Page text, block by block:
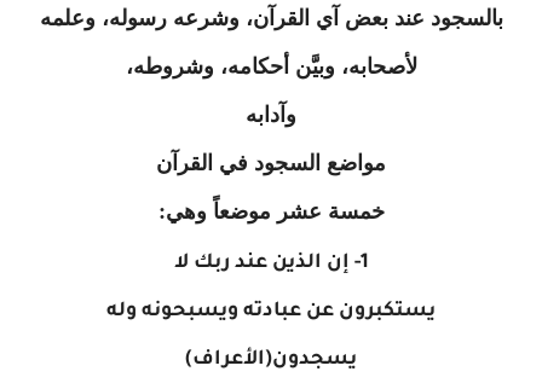
بالسجود عند بعض آي القرآن، وشرعه رسوله، وعلمه
لأصحابه، وبيَّن أحكامه، وشروطه،
وآدابه
مواضع السجود في القرآن
خمسة عشر موضعاً وهي:
1- إن الذين عند ربك لا
يستكبرون عن عبادته ويسبحونه وله
يسجدون(الأعراف)